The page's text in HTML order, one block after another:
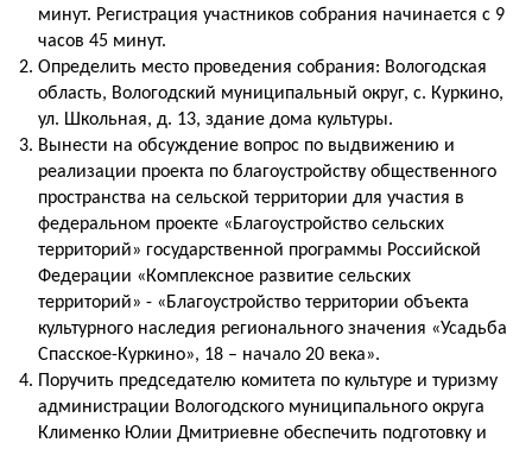
минут. Регистрация участников собрания начинается с 9
часов 45 минут.
Определить место проведения собрания: Вологодская
область, Вологодский муниципальный округ, с. Куркино,
ул. Школьная, д. 13, здание дома культуры.
Вынести на обсуждение вопрос по выдвижению и
реализации проекта по благоустройству общественного
пространства на сельской территории для участия в
федеральном проекте «Благоустройство сельских
территорий» государственной программы Российской
Федерации «Комплексное развитие сельских
территорий» - «Благоустройство территории объекта
культурного наследия регионального значения «Усадьба
Спасское-Куркино», 18 – начало 20 века».
Поручить председателю комитета по культуре и туризму
администрации Вологодского муниципального округа
Клименко Юлии Дмитриевне обеспечить подготовку и